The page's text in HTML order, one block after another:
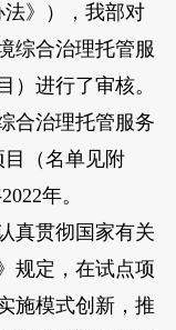
法》），我部对
综合治理托管服
）进行了审核。
合治理托管服务
（名单见附
年。
贯彻国家有关
规定，在试点项
施模式创新，推